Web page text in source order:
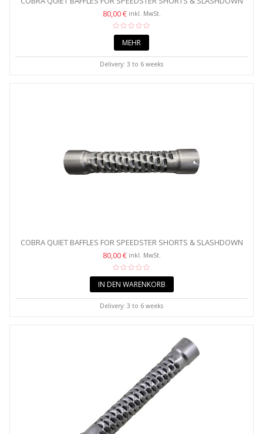
&...
80,00 € inkl. MwSt.
MEHR
Delivery: 3 to 6 weeks
COBRA QUIET BAFFLES FOR SPEEDSTER SHORTS & SLASHDOWN
&...
80,00 € inkl. MwSt.
IN DEN WARENKORB
Delivery: 3 to 6 weeks